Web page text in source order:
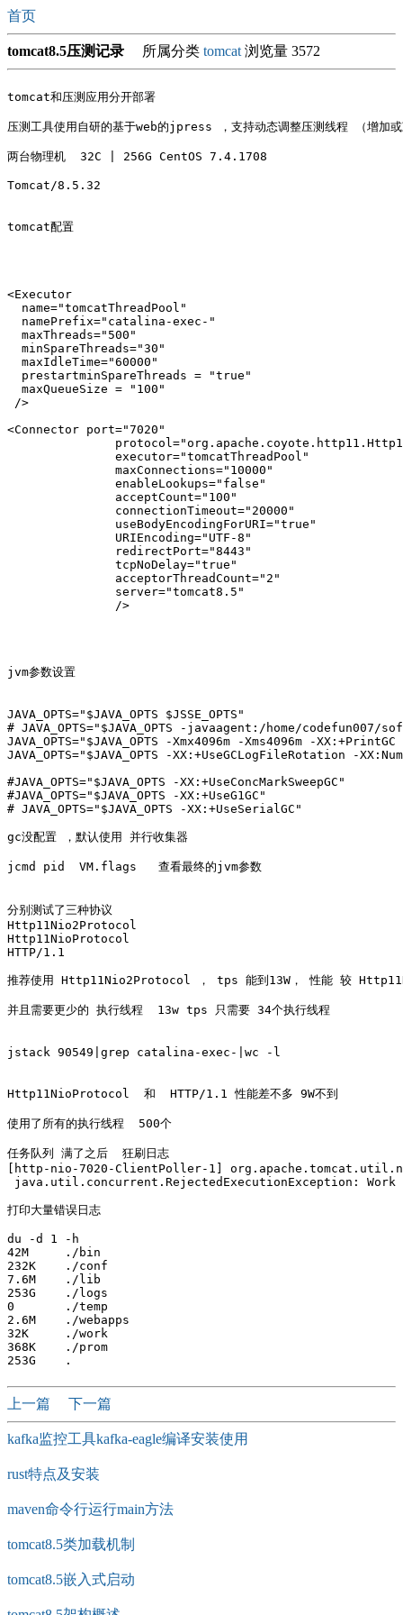
首页
tomcat8.5压测记录 所属分类 tomcat 浏览量 3572
tomcat和压测应用分开部署
压测工具使用自研的基于web的jpress ，支持动态调整压测线程 （增加或
两台物理机  32C | 256G CentOS 7.4.1708
Tomcat/8.5.32
tomcat配置
<Executor
  name="tomcatThreadPool"
  namePrefix="catalina-exec-"
  maxThreads="500"
  minSpareThreads="30"
  maxIdleTime="60000"
  prestartminSpareThreads = "true"
  maxQueueSize = "100"
/>
<Connector port="7020"
               executor="tomcatThreadPool"
               maxConnections="10000"
               enableLookups="false"
               acceptCount="100"
               connectionTimeout="20000"
               useBodyEncodingForURI="true"
               URIEncoding="UTF-8"
               redirectPort="8443"
               tcpNoDelay="true"
               acceptorThreadCount="2"
               server="tomcat8.5"
               />
jvm参数设置
JAVA_OPTS="$JAVA_OPTS $JSSE_OPTS"
# JAVA_OPTS="$JAVA_OPTS -javaagent:/home/
JAVA_OPTS="$JAVA_OPTS -Xmx4096m -Xms4096m -
JAVA_OPTS="$JAVA_OPTS -XX:+UseGCLogFileRotation -
#JAVA_OPTS="$JAVA_OPTS -XX:+UseConcMarkSweepGC"
#JAVA_OPTS="$JAVA_OPTS -XX:+UseG1GC"
# JAVA_OPTS="$JAVA_OPTS -XX:+UseSerialGC"
gc没配置 ，默认使用 并行收集器
jcmd pid  VM.flags   查看最终的jvm参数
分别测试了三种协议
Http11Nio2Protocol
Http11NioProtocol
HTTP/1.1
推荐使用 Http11Nio2Protocol ， tps 能到13W， 性能 较
并且需要更少的 执行线程  13w tps 只需要 34个执行线程
jstack 90549|grep catalina-exec-|wc -l
Http11NioProtocol  和  HTTP/1.1 性能差不多 9W不到
使用了所有的执行线程  500个
任务队列 满了之后  狂刷日志
[http-nio-7020-ClientPoller-1]
java.util.concurrent.RejectedExecutionException:
打印大量错误日志
du -d 1 -h
42M	./bin
232K	./conf
7.6M	./lib
253G	./logs
0	./temp
2.6M	./webapps
32K	./work
368K	./prom
上一篇 下一篇
kafka监控工具kafka-eagle编译安装使用
rust特点及安装
maven命令行运行main方法
tomcat8.5类加载机制
tomcat8.5嵌入式启动